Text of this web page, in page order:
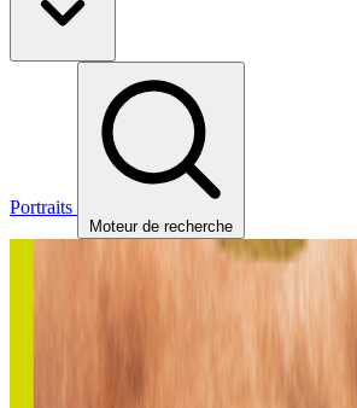
Portraits
Moteur de recherche